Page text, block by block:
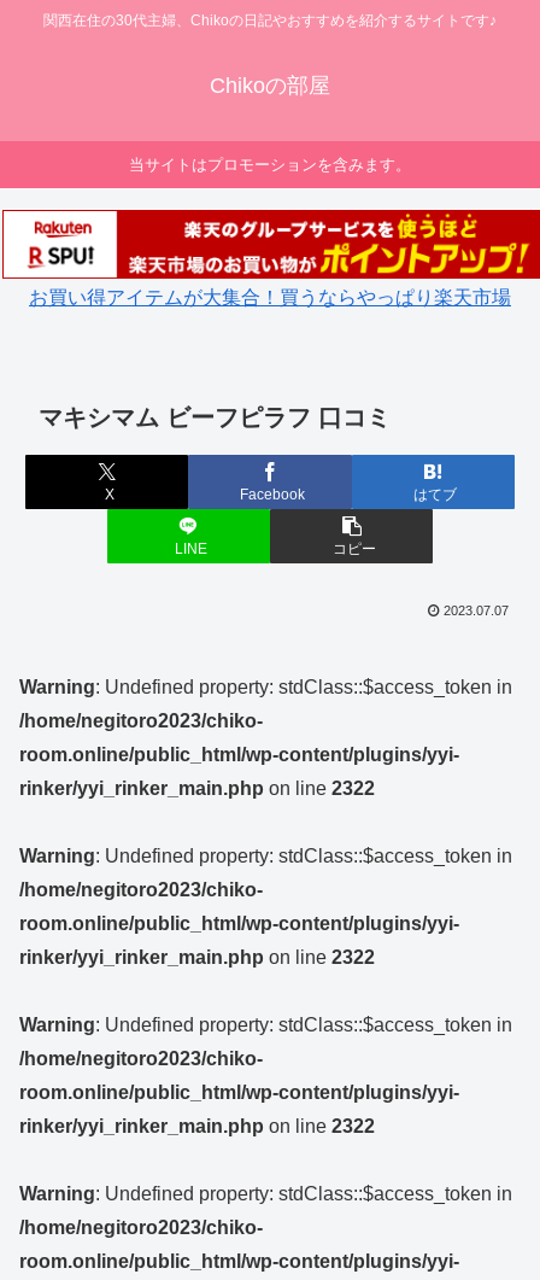
関西在住の30代主婦、Chikoの日記やおすすめを紹介するサイトです♪
Chikoの部屋
当サイトはプロモーションを含みます。
お買い得アイテムが大集合！買うならやっぱり楽天市場
マキシマム ビーフピラフ 口コミ
X Facebook はてブ
LINE コピー
2023.07.07
Warning: Undefined property: stdClass::$access_token in
/home/negitoro2023/chiko-
room.online/public_html/wp-content/plugins/yyi-
rinker/yyi_rinker_main.php on line 2322
Warning: Undefined property: stdClass::$access_token in
/home/negitoro2023/chiko-
room.online/public_html/wp-content/plugins/yyi-
rinker/yyi_rinker_main.php on line 2322
Warning: Undefined property: stdClass::$access_token in
/home/negitoro2023/chiko-
room.online/public_html/wp-content/plugins/yyi-
rinker/yyi_rinker_main.php on line 2322
Warning: Undefined property: stdClass::$access_token in
/home/negitoro2023/chiko-
room.online/public_html/wp-content/plugins/yyi-